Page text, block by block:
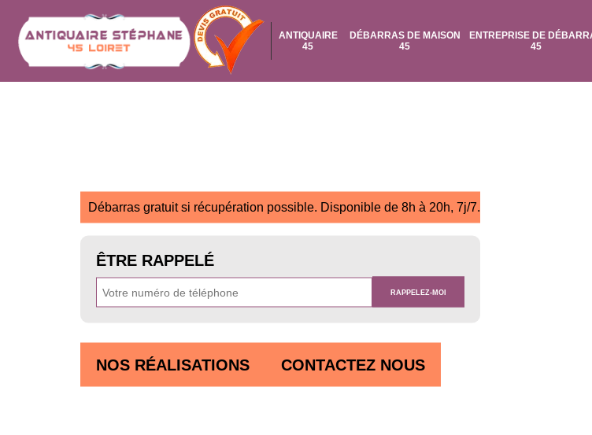
ANTIQUAIRE
45
DÉBARRAS DE MAISON
45
ENTREPRISE DE
45
Débarras gratuit si récupération possible. Disponible de 8h à 20h, 7j/7.
ÊTRE RAPPELÉ
NOS RÉALISATIONS CONTACTEZ NOUS